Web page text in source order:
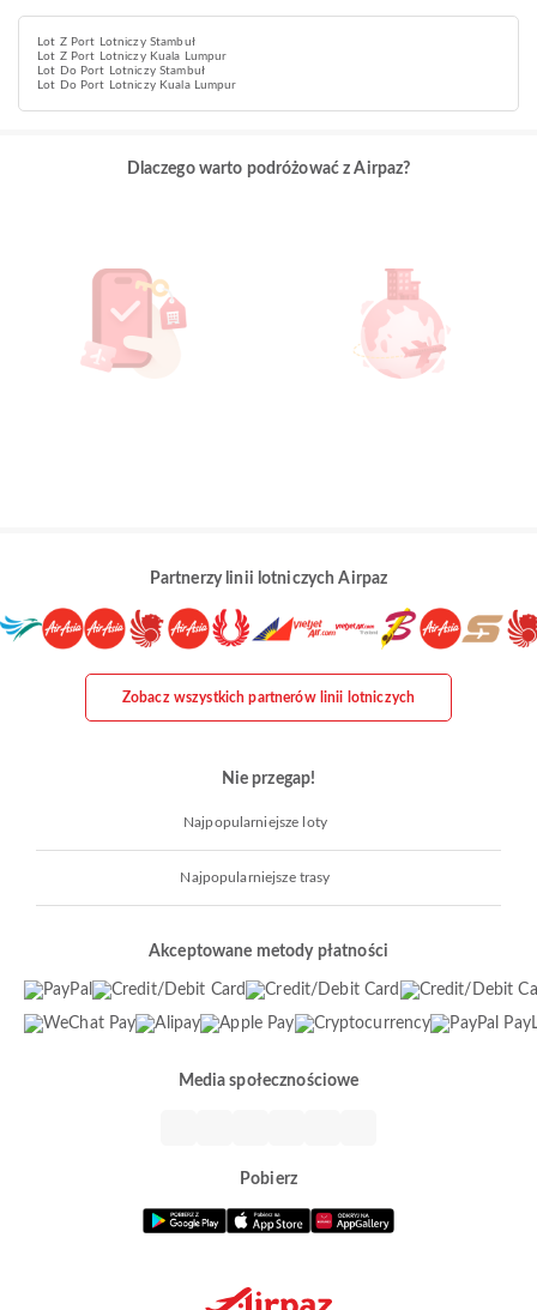
Lot Z Port Lotniczy Stambuł
Lot Z Port Lotniczy Kuala Lumpur
Lot Do Port Lotniczy Stambuł
Lot Do Port Lotniczy Kuala Lumpur
Dlaczego warto podróżować z Airpaz?
Partnerzy linii lotniczych Airpaz
Zobacz wszystkich partnerów linii lotniczych
Nie przegap!
Najpopularniejsze loty
Najpopularniejsze trasy
Akceptowane metody płatności
Media społecznościowe
Pobierz